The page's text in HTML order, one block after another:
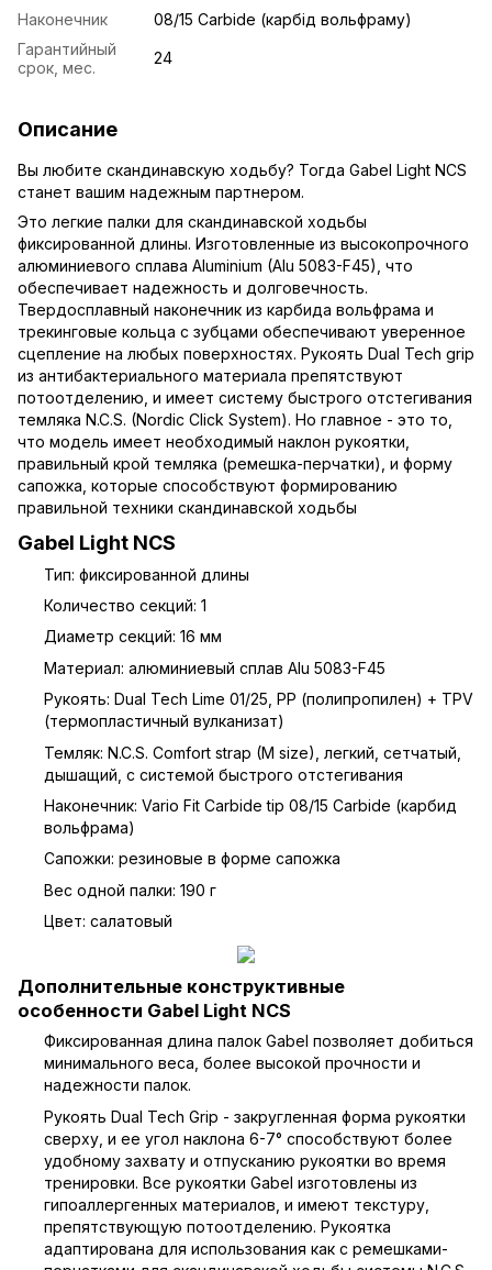
Наконечник
08/15 Carbide (карбід вольфраму)
Гарантийный
срок, мес.
24
Описание
Вы любите скандинавскую ходьбу? Тогда Gabel Light NCS
станет вашим надежным партнером.
Это легкие палки для скандинавской ходьбы
фиксированной длины. Изготовленные из высокопрочного
алюминиевого сплава Aluminium (Alu 5083-F45), что
обеспечивает надежность и долговечность.
Твердосплавный наконечник из карбида вольфрама и
трекинговые кольца с зубцами обеспечивают уверенное
сцепление на любых поверхностях. Рукоять Dual Tech grip
из антибактериального материала препятствуют
потоотделению, и имеет систему быстрого отстегивания
темляка N.C.S. (Nordic Click System). Но главное - это то,
что модель имеет необходимый наклон рукоятки,
правильный крой темляка (ремешка-перчатки), и форму
сапожка, которые способствуют формированию
правильной техники скандинавской ходьбы
Gabel Light NCS
Тип: фиксированной длины
Количество секций: 1
Диаметр секций: 16 мм
Материал: алюминиевый сплав Alu 5083-F45
Рукоять: Dual Tech Lime 01/25, PP (полипропилен) + TPV
(термопластичный вулканизат)
Темляк: N.C.S. Comfort strap (M size), легкий, сетчатый,
дышащий, с системой быстрого отстегивания
Наконечник: Vario Fit Carbide tip 08/15 Carbide (карбид
вольфрама)
Сапожки: резиновые в форме сапожка
Вес одной палки: 190 г
Цвет: салатовый
Дополнительные конструктивные
особенности Gabel Light NCS
Фиксированная длина палок Gabel позволяет добиться
минимального веса, более высокой прочности и
надежности палок.
Рукоять Dual Tech Grip - закругленная форма рукоятки
сверху, и ее угол наклона 6-7° способствуют более
удобному захвату и отпусканию рукоятки во время
тренировки. Все рукоятки Gabel изготовлены из
гипоаллергенных материалов, и имеют текстуру,
препятствующую потоотделению. Рукоятка
адаптирована для использования как с ремешками-